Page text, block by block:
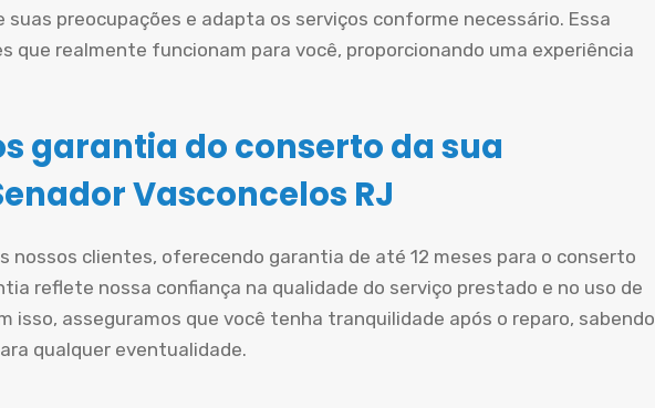
preocupações e adapta os serviços conforme necessário. Essa
que realmente funcionam para você, proporcionando uma experiência
garantia do conserto da sua
Vasconcelos RJ
nossos clientes, oferecendo garantia de até 12 meses para o conserto
reflete nossa confiança na qualidade do serviço prestado e no uso de
isso, asseguramos que você tenha tranquilidade após o reparo, sabendo
qualquer eventualidade.